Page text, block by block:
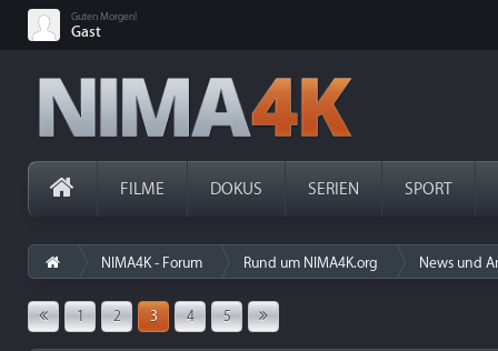
Guten Morgen!
Gast
FILME DOKUS SERIEN SPORT
NIMA4K - Forum Rund um NIMA4K.org News und
1 2 3 4 5